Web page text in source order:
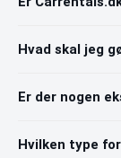
Hvad skal jeg
Er der nogen
Hvilken type